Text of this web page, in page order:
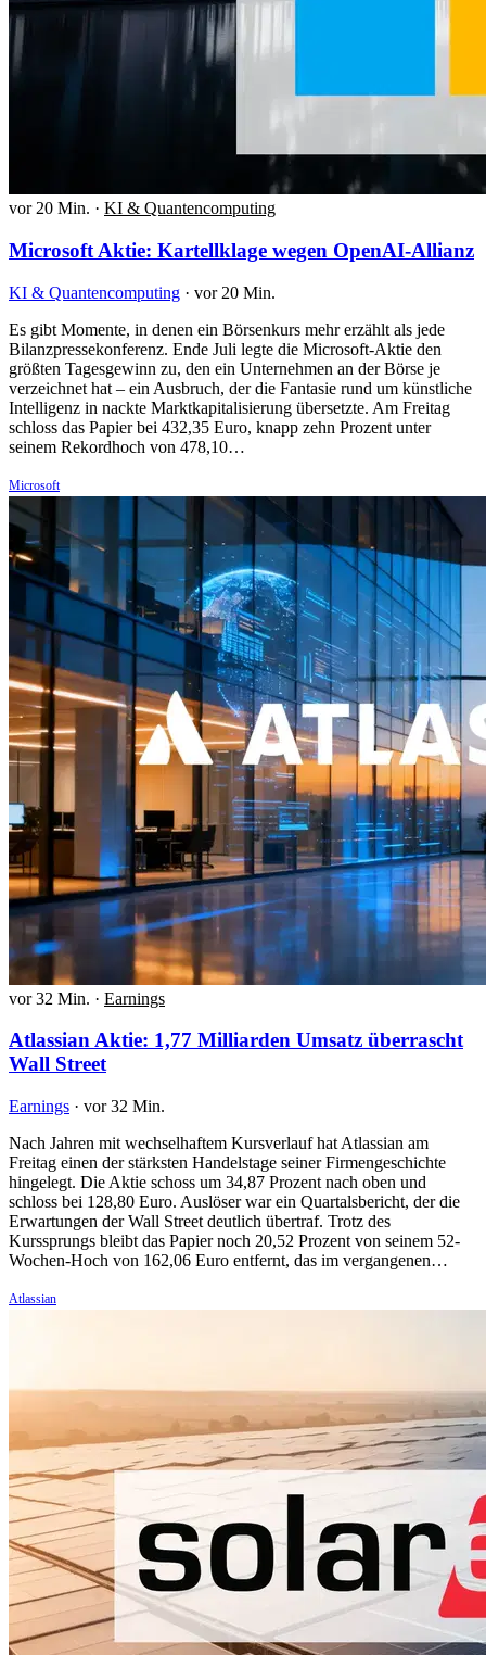
vor 20 Min. · KI & Quantencomputing
Microsoft Aktie: Kartellklage wegen OpenAI-Allianz
KI & Quantencomputing · vor 20 Min.
Es gibt Momente, in denen ein Börsenkurs mehr erzählt als jede
Bilanzpressekonferenz. Ende Juli legte die Microsoft-Aktie den
größten Tagesgewinn zu, den ein Unternehmen an der Börse je
verzeichnet hat – ein Ausbruch, der die Fantasie rund um künstliche
Intelligenz in nackte Marktkapitalisierung übersetzte. Am Freitag
schloss das Papier bei 432,35 Euro, knapp zehn Prozent unter
seinem Rekordhoch von 478,10…
Microsoft
vor 32 Min. · Earnings
Atlassian Aktie: 1,77 Milliarden Umsatz überrascht
Wall Street
Earnings · vor 32 Min.
Nach Jahren mit wechselhaftem Kursverlauf hat Atlassian am
Freitag einen der stärksten Handelstage seiner Firmengeschichte
hingelegt. Die Aktie schoss um 34,87 Prozent nach oben und
schloss bei 128,80 Euro. Auslöser war ein Quartalsbericht, der die
Erwartungen der Wall Street deutlich übertraf. Trotz des
Kurssprungs bleibt das Papier noch 20,52 Prozent von seinem 52-
Wochen-Hoch von 162,06 Euro entfernt, das im vergangenen…
Atlassian